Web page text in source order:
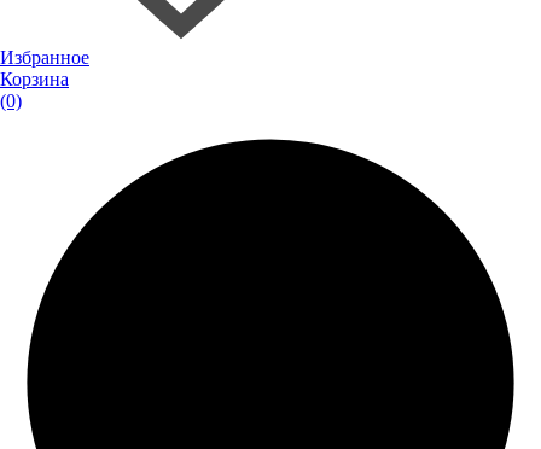
Избранное
Корзина
(0)